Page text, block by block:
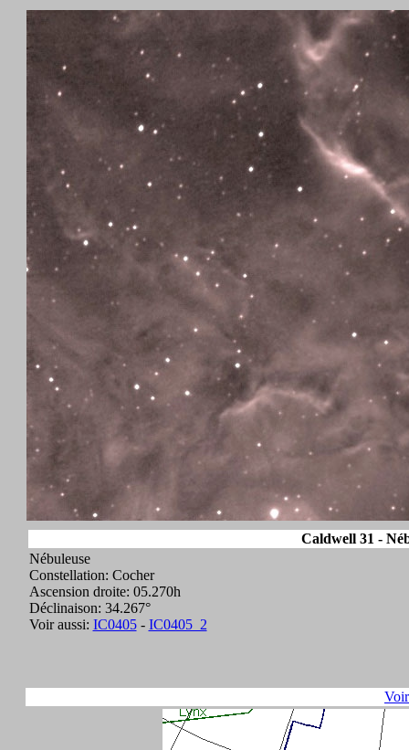
Caldwell 31 -
Nébuleuse
Constellation: Cocher
Ascension droite: 05.270h
Déclinaison: 34.267°
Voir aussi: IC0405- IC0405_2